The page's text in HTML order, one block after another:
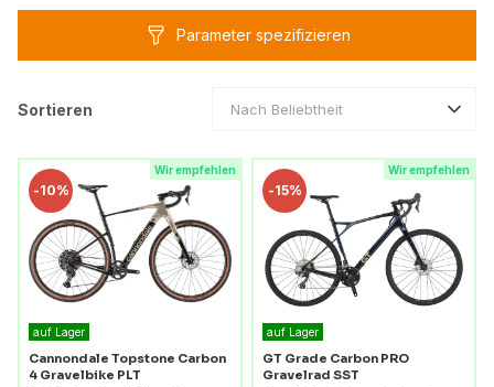
Parameter spezifizieren
Sortieren Nach Beliebtheit
Wir empfehlen
-10%
auf Lager
Cannondale Topstone Carbon
4 Gravelbike PLT
Wir empfehlen
-15%
auf Lager
GT Grade Carbon PRO
Gravelrad SST